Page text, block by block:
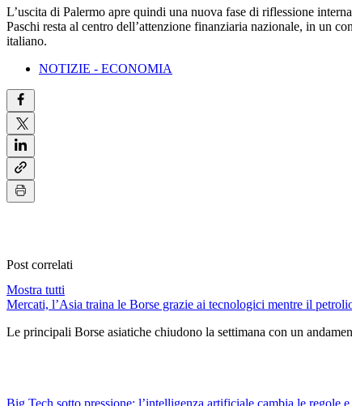
L’uscita di Palermo apre quindi una nuova fase di riflessione
Paschi resta al centro dell’attenzione finanziaria nazionale, in un
italiano.
NOTIZIE - ECONOMIA
Post correlati
Mostra tutti
Mercati, l’Asia traina le Borse grazie ai tecnologici mentre il
Le principali Borse asiatiche chiudono la settimana con un
Big Tech sotto pressione: l’intelligenza artificiale cambia le regole